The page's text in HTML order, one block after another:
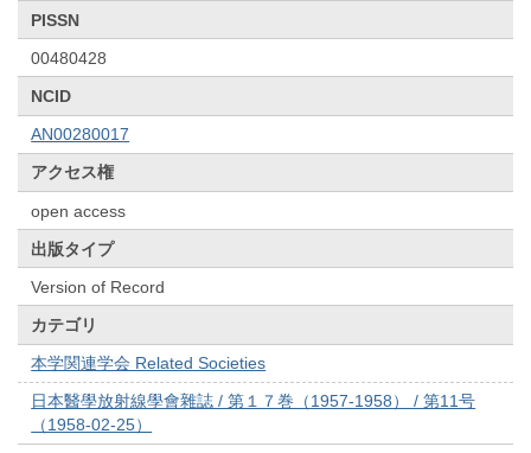
PISSN
00480428
NCID
AN00280017
アクセス権
open access
出版タイプ
Version of Record
カテゴリ
本学関連学会 Related Societies
日本醫學放射線學會雜誌 / 第１７巻（1957-1958） / 第11号
（1958-02-25）